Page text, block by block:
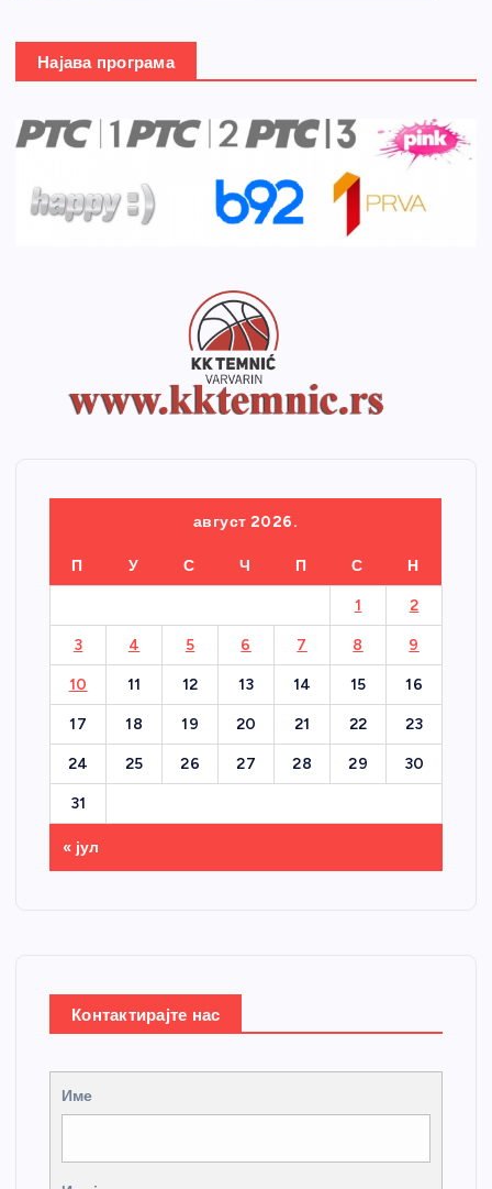
Најава програма
август 2026.
П У С Ч П С Н
1 2
3 4 5 6 7 8 9
10 11 12 13 14 15 16
17 18 19 20 21 22 23
24 25 26 27 28 29 30
31
« јул
Контактирајте нас
Име